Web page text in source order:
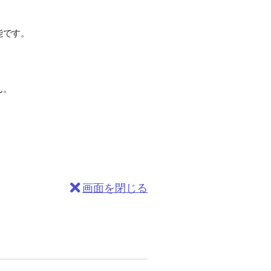
す。
画面を閉じる